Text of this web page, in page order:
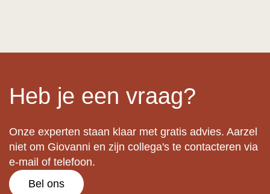
Heb je een vraag?
Onze experten staan klaar met gratis advies. Aarzel
niet om Giovanni en zijn collega's te contacteren via
e-mail of telefoon.
Bel ons